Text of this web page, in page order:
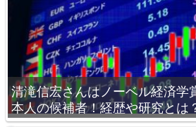
清滝信宏さんはノーベル経済学
本人の候補者！経歴や研究とは